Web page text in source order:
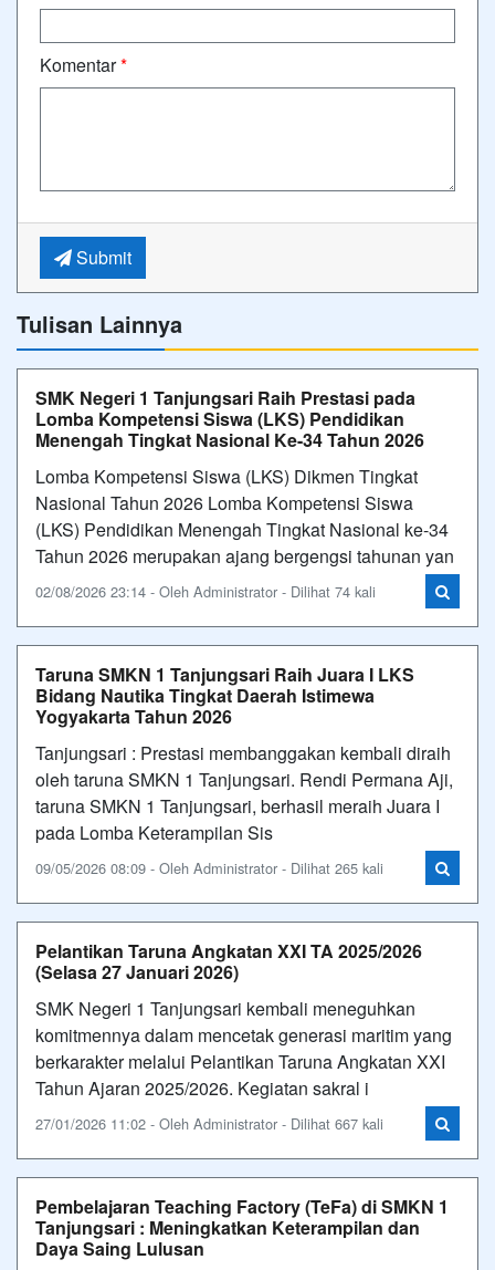
Komentar*
Submit
Tulisan Lainnya
SMK Negeri 1 Tanjungsari Raih Prestasi pada
Lomba Kompetensi Siswa (LKS) Pendidikan
Menengah Tingkat Nasional Ke-34 Tahun 2026
Lomba Kompetensi Siswa (LKS) Dikmen Tingkat
Nasional Tahun 2026 Lomba Kompetensi Siswa
(LKS) Pendidikan Menengah Tingkat Nasional ke-34
Tahun 2026 merupakan ajang bergengsi tahunan yan
02/08/2026 23:14 - Oleh Administrator - Dilihat 74 kali
Taruna SMKN 1 Tanjungsari Raih Juara I LKS
Bidang Nautika Tingkat Daerah Istimewa
Yogyakarta Tahun 2026
Tanjungsari : Prestasi membanggakan kembali diraih
oleh taruna SMKN 1 Tanjungsari. Rendi Permana Aji,
taruna SMKN 1 Tanjungsari, berhasil meraih Juara I
pada Lomba Keterampilan Sis
09/05/2026 08:09 - Oleh Administrator - Dilihat 265 kali
Pelantikan Taruna Angkatan XXI TA 2025/2026
(Selasa 27 Januari 2026)
SMK Negeri 1 Tanjungsari kembali meneguhkan
komitmennya dalam mencetak generasi maritim yang
berkarakter melalui Pelantikan Taruna Angkatan XXI
Tahun Ajaran 2025/2026. Kegiatan sakral i
27/01/2026 11:02 - Oleh Administrator - Dilihat 667 kali
Pembelajaran Teaching Factory (TeFa) di SMKN 1
Tanjungsari : Meningkatkan Keterampilan dan
Daya Saing Lulusan